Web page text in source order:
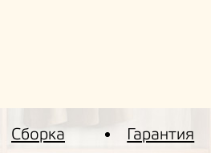
Сборка
Гарантия